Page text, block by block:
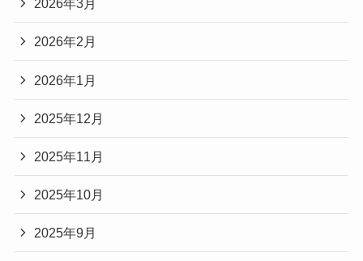
2026年3月
2026年2月
2026年1月
2025年12月
2025年11月
2025年10月
2025年9月